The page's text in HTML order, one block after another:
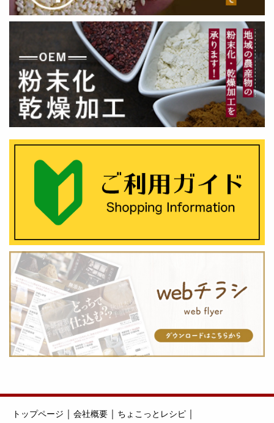
トップページ ｜ 会社概要 ｜ ちょこっとレシピ ｜